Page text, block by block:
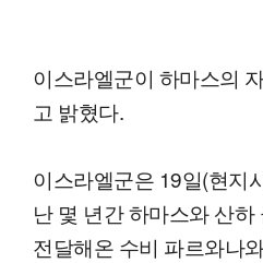
이스라엘군이 하마스의
고 밝혔다.
이스라엘군은 19일(현지
난 몇 년간 하마스와 산
전달해온 수비 파르와나